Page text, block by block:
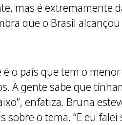
mas é extremamente
que o Brasil
é o país que tem o
A gente sabe que
enfatiza. Bruna
sobre o tema. “E eu